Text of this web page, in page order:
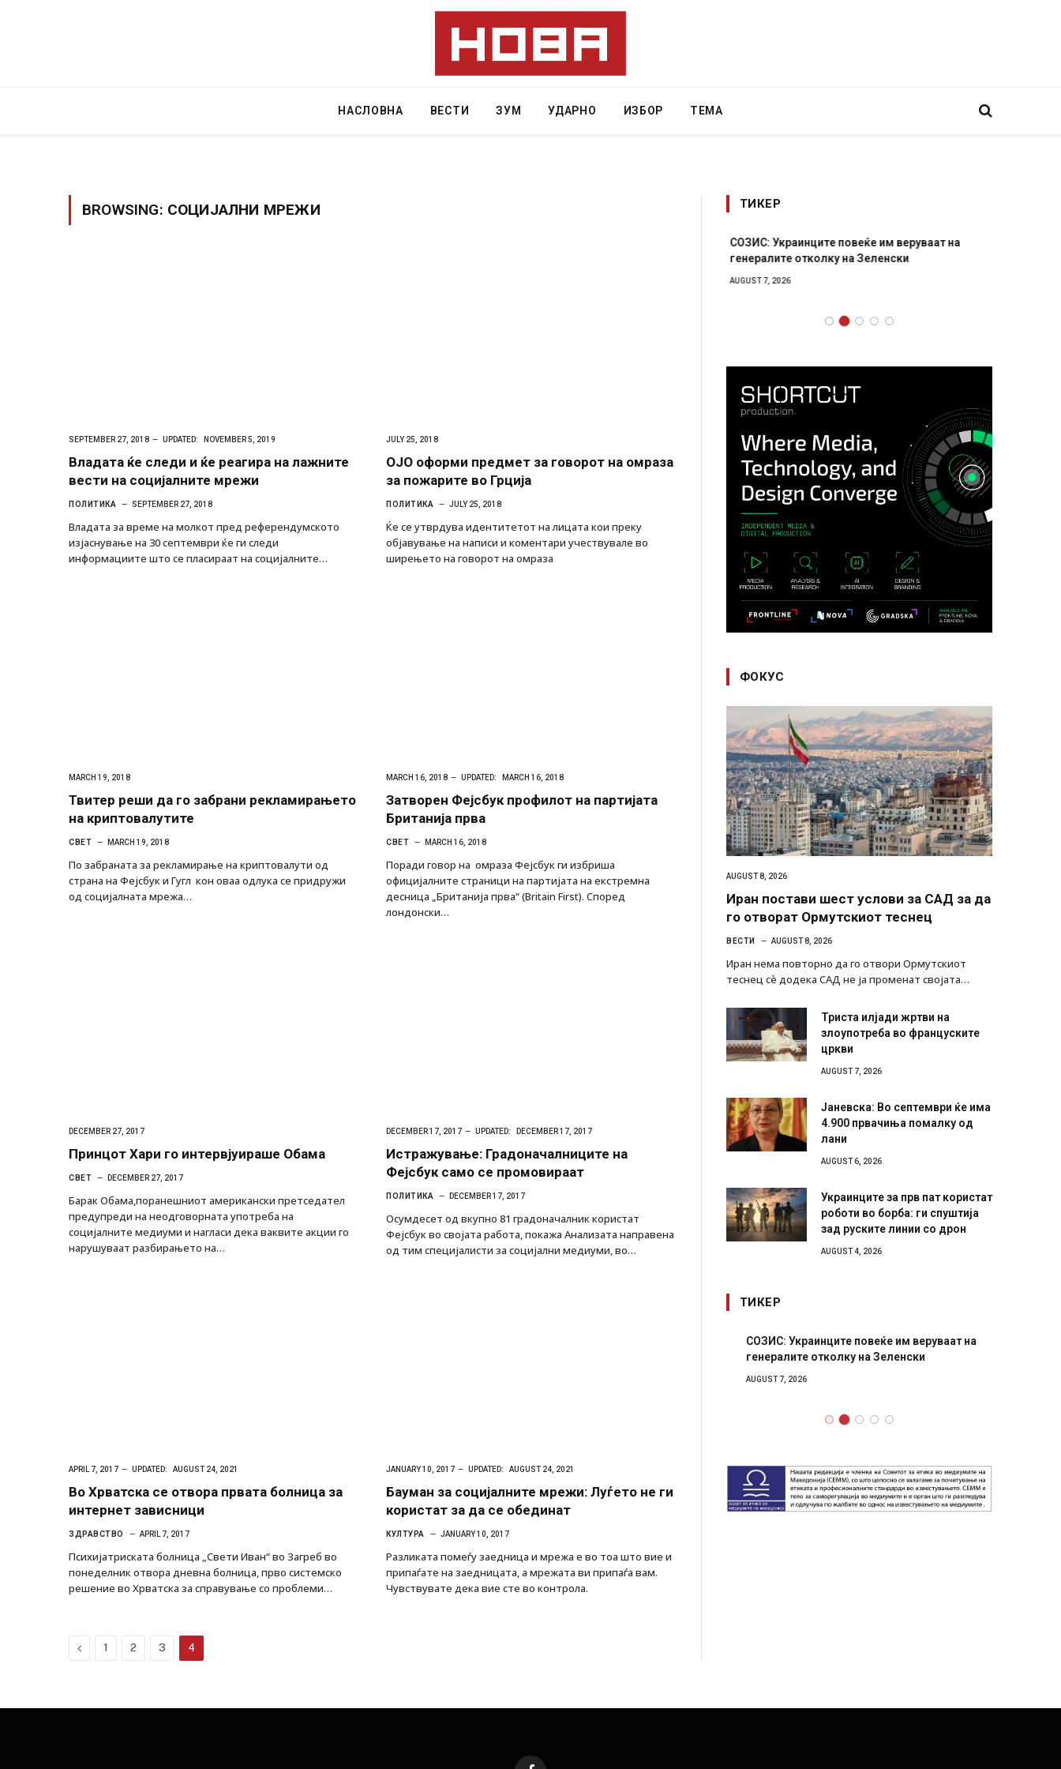
НАСЛОВНА ВЕСТИ ЗУМ УДАРНО ИЗБОР ТЕМА
BROWSING: СОЦИЈАЛНИ МРЕЖИ
SEPTEMBER 27, 2018 UPDATED: NOVEMBER 5, 2019
Владата ќе следи и ќе реагира на лажните
вести на социјалните мрежи
ПОЛИТИКА SEPTEMBER 27, 2018
Владата за време на молкот пред референдумското
изјаснување на 30 септември ќе ги следи
информациите што се пласираат на социјалните…
JULY 25, 2018
ОЈО оформи предмет за говорот на омраза
за пожарите во Грција
ПОЛИТИКА JULY 25, 2018
Ќе се утврдува идентитетот на лицата кои преку
објавување на написи и коментари учествувале во
ширењето на говорот на омраза
MARCH 19, 2018
Твитер реши да го забрани рекламирањето
на криптовалутите
СВЕТ MARCH 19, 2018
По забраната за рекламирање на криптовалути од
страна на Фејсбук и Гугл кон оваа одлука се придружи
од социјалната мрежа…
MARCH 16, 2018 UPDATED: MARCH 16, 2018
Затворен Фејсбук профилот на партијата
Британија прва
СВЕТ MARCH 16, 2018
Поради говор на омраза Фејсбук ги избриша
официјалните страници на партијата на екстремна
десница „Британија прва“ (Britain First). Според
лондонски…
DECEMBER 27, 2017
Принцот Хари го интервјуираше Обама
СВЕТ DECEMBER 27, 2017
Барак Обама,поранешниот американски претседател
предупреди на неодговорната употреба на
социјалните медиуми и нагласи дека ваквите акции го
нарушуваат разбирањето на…
DECEMBER 17, 2017 UPDATED: DECEMBER 17, 2017
Истражување: Градоначалниците на
Фејсбук само се промовираат
ПОЛИТИКА DECEMBER 17, 2017
Осумдесет од вкупно 81 градоначалник користат
Фејсбук во својата работа, покажа Анализата направена
од тим специјалисти за социјални медиуми, во…
APRIL 7, 2017 UPDATED: AUGUST 24, 2021
Во Хрватска се отвора првата болница за
интернет зависници
ЗДРАВСТВО APRIL 7, 2017
Психијатриската болница „Свети Иван“ во Загреб во
понеделник отвора дневна болница, прво системско
решение во Хрватска за справување со проблеми…
JANUARY 10, 2017 UPDATED: AUGUST 24, 2021
Бауман за социјалните мрежи: Луѓето не ги
користат за да се обединат
КУЛТУРА JANUARY 10, 2017
Разликата помеѓу заедница и мрежа е во тоа што вие и
припаѓате на заедницата, а мрежата ви припаѓа вам.
Чувствувате дека вие сте во контрола.
Previous
1 2 3 4
ТИКЕР
СОЗИС: Украинците повеќе им веруваат на
генералите отколку на Зеленски
AUGUST 7, 2026
ФОКУС
AUGUST 8, 2026
Иран постави шест услови за САД за да
го отворат Ормутскиот теснец
ВЕСТИ AUGUST 8, 2026
Иран нема повторно да го отвори Ормутскиот
теснец сè додека САД не ја променат својата…
Триста илјади жртви на
злоупотреба во француските
цркви
AUGUST 7, 2026
Јаневска: Во септември ќе има
4.900 првачиња помалку од
лани
AUGUST 6, 2026
Украинците за прв пат користат
роботи во борба: ги спуштија
зад руските линии со дрон
AUGUST 4, 2026
ТИКЕР
СОЗИС: Украинците повеќе им веруваат на
генералите отколку на Зеленски
AUGUST 7, 2026